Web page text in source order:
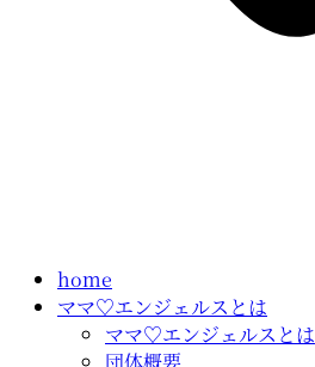
home
ママ♡エンジェルスとは
ママ♡エンジェルスとは